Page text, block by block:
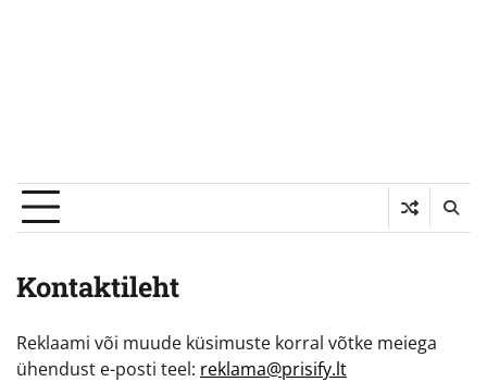
Kontaktileht
Reklaami või muude küsimuste korral võtke meiega
ühendust e-posti teel: reklama@prisify.lt